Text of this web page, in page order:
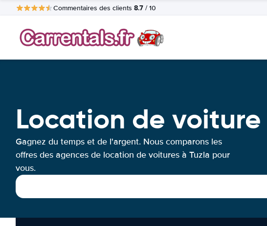
Commentaires des clients 8.7 / 10
Location de voiture
Gagnez du temps et de l'argent. Nous comparons les
offres des agences de location de voitures à Tuzla pour
vous.